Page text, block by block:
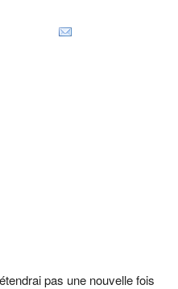
pas une nouvelle fois